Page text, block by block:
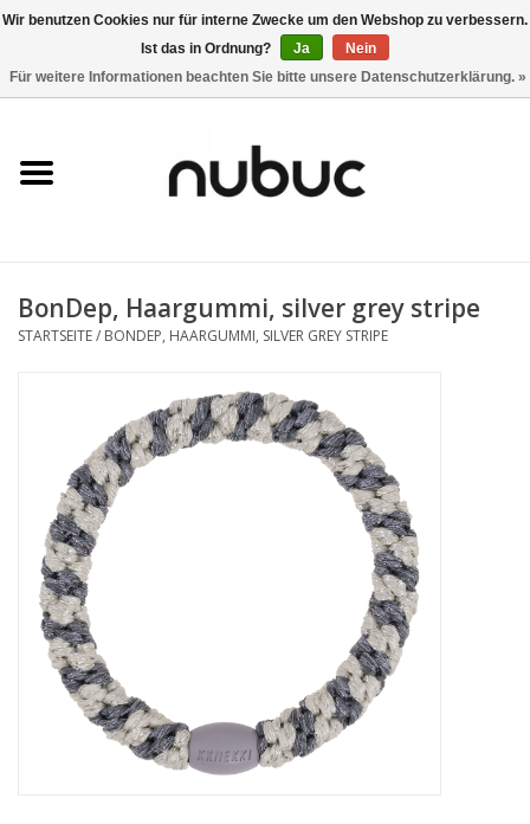
0 Artikel - CHF 0,00
Damen
Accessoires
Marken
BonDep, Haargummi, silver grey stripe
STARTSEITE/ BONDEP, HAARGUMMI, SILVER GREY STRIPE
Wir benutzen Cookies nur für interne Zwecke um den Webshop zu verbessern.
Ist das in Ordnung?
Ja
Nein
Für weitere Informationen beachten Sie bitte unsere Datenschutzerklärung. »